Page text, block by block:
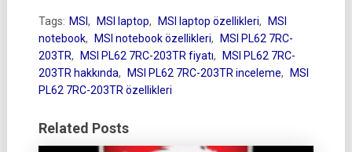
Tags: MSI , MSI laptop, MSI laptop özellikleri,
MSI
notebook, MSI notebook özellikleri,
MSI PL62 7RC-
203TR, MSI PL62 7RC-203TR fiyatı,
MSI PL62 7RC-
203TR hakkında, MSI PL62 7RC-203TR inceleme,
MSI
PL62 7RC-203TR özellikleri
Related Posts